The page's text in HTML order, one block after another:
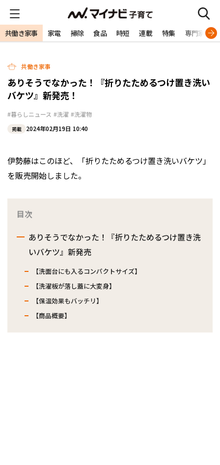
共働き家事 家電 掃除 食品 時短 連載 特集 専門家
共働き家事
ありそうでなかった！『折りたためるつけ置き洗い
バケツ』新発売！
#暮らしニュース #洗濯 #洗濯物
掲載 2024年02月19日 10:40
伊勢藤はこのほど、「折りたためるつけ置き洗いバケツ」
を販売開始しました。
目次
ありそうでなかった！『折りたためるつけ置き洗
いバケツ』新発売
【洗面台にも入るコンパクトサイズ】
【洗濯板が落し蓋に大変身】
【保温効果もバッチリ】
【商品概要】